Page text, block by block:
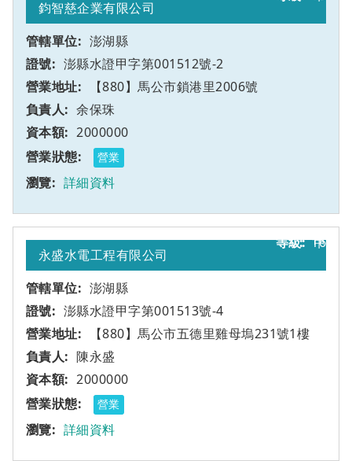
鈞智慈企業有限公司
澎湖縣
澎縣水證甲字第001512號-2
【880】馬公市鎖港里2006號
余保珠
2000000
營業
詳細資料
16
永盛水電工程有限公司
澎湖縣
澎縣水證甲字第001513號-4
【880】馬公市五德里雞母塢231號1樓
甲
陳永盛
2000000
營業
詳細資料